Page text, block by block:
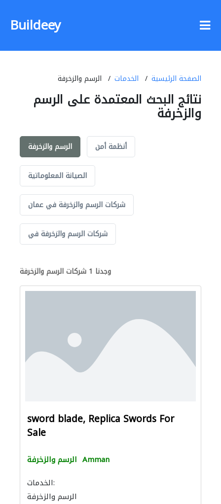
Buildeey
الصفحة الرئيسية الخدمات الرسم والزخرفة
نتائج البحث المعتمدة على الرسم
والزخرفة
الرسم والزخرفة أنظمة أمن
الصيانة المعلوماتية
شركات الرسم والزخرفة في عمان
شركات الرسم والزخرفة في
وجدنا 1 شركات الرسم والزخرفة
sword blade, Replica Swords For
Sale
الرسم والزخرفة Amman
الخدمات:
الرسم والزخرفة